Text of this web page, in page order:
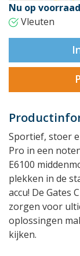
Nu op
Vleuten
Sportief, stoer
Pro in een
E6100
plekken in de
accu! De Gates
zorgen voor
oplossingen
kijken.